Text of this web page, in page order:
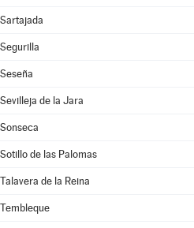
Sartajada
Segurilla
Seseña
Sevilleja de la Jara
Sonseca
Sotillo de las Palomas
Talavera de la Reina
Tembleque